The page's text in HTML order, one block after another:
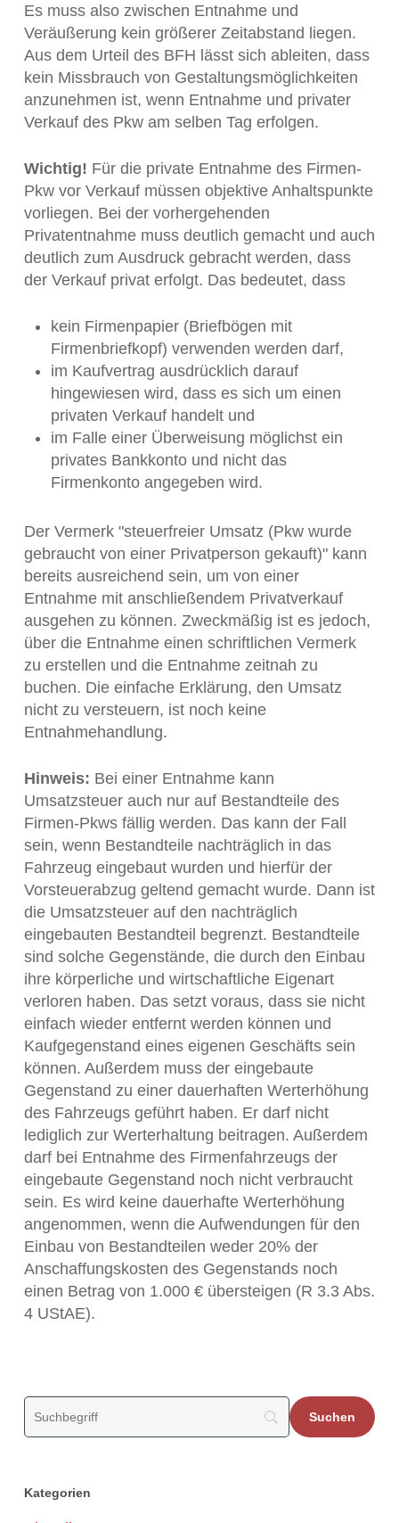
Es muss also zwischen Entnahme und
Veräußerung kein größerer Zeitabstand liegen.
Aus dem Urteil des BFH lässt sich ableiten, dass
kein Missbrauch von Gestaltungsmöglichkeiten
anzunehmen ist, wenn Entnahme und privater
Verkauf des Pkw am selben Tag erfolgen.
Wichtig! Für die private Entnahme des Firmen-
Pkw vor Verkauf müssen objektive Anhaltspunkte
vorliegen. Bei der vorhergehenden
Privatentnahme muss deutlich gemacht und auch
deutlich zum Ausdruck gebracht werden, dass
der Verkauf privat erfolgt. Das bedeutet, dass
kein Firmenpapier (Briefbögen mit
Firmenbriefkopf) verwenden werden darf,
im Kaufvertrag ausdrücklich darauf
hingewiesen wird, dass es sich um einen
privaten Verkauf handelt und
im Falle einer Überweisung möglichst ein
privates Bankkonto und nicht das
Firmenkonto angegeben wird.
Der Vermerk "steuerfreier Umsatz (Pkw wurde
gebraucht von einer Privatperson gekauft)" kann
bereits ausreichend sein, um von einer
Entnahme mit anschließendem Privatverkauf
ausgehen zu können. Zweckmäßig ist es jedoch,
über die Entnahme einen schriftlichen Vermerk
zu erstellen und die Entnahme zeitnah zu
buchen. Die einfache Erklärung, den Umsatz
nicht zu versteuern, ist noch keine
Entnahmehandlung.
Hinweis: Bei einer Entnahme kann
Umsatzsteuer auch nur auf Bestandteile des
Firmen-Pkws fällig werden. Das kann der Fall
sein, wenn Bestandteile nachträglich in das
Fahrzeug eingebaut wurden und hierfür der
Vorsteuerabzug geltend gemacht wurde. Dann ist
die Umsatzsteuer auf den nachträglich
eingebauten Bestandteil begrenzt. Bestandteile
sind solche Gegenstände, die durch den Einbau
ihre körperliche und wirtschaftliche Eigenart
verloren haben. Das setzt voraus, dass sie nicht
einfach wieder entfernt werden können und
Kaufgegenstand eines eigenen Geschäfts sein
können. Außerdem muss der eingebaute
Gegenstand zu einer dauerhaften Werterhöhung
des Fahrzeugs geführt haben. Er darf nicht
lediglich zur Werterhaltung beitragen. Außerdem
darf bei Entnahme des Firmenfahrzeugs der
eingebaute Gegenstand noch nicht verbraucht
sein. Es wird keine dauerhafte Werterhöhung
angenommen, wenn die Aufwendungen für den
Einbau von Bestandteilen weder 20% der
Anschaffungskosten des Gegenstands noch
einen Betrag von 1.000 € übersteigen (R 3.3 Abs.
4 UStAE).
Kategorien